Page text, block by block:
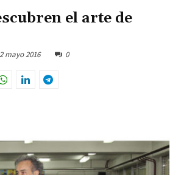
el arte de
2 mayo 2016 0